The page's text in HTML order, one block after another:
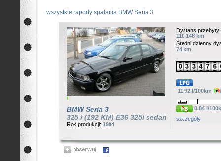
wszystkie raporty spalania BMW Seria 3
BMW Seria 3
325 i (192 KM) E36 325i sedan
Rok produkcji: 1994
Dystans przebyty
110 148 km
Średni dzienny
74 km
11.92 l/100km
0.84 l/
szczegóły